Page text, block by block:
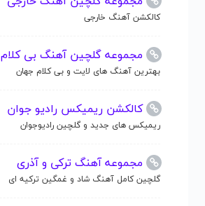
کالکشن آهنگ خارجی
مجموعه گلچین آهنگ بی کلام
بهترین آهنگ های لایت و بی کلام جهان
کالکشن ریمیکس رادیو جوان
ریمیکس های جدید و گلچین رادیوجوان
مجموعه آهنگ ترکی و آذری
گلچین کامل آهنگ شاد و غمگین ترکیه ای